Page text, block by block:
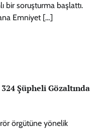
bir soruşturma başlattı.
Emniyet […]
Şüpheli Gözaltında
örgütüne yönelik